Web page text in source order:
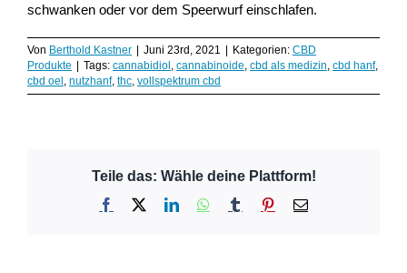
schwanken oder vor dem Speerwurf einschlafen.
Von Berthold Kastner | Juni 23rd, 2021 | Kategorien: CBD
Produkte | Tags: cannabidiol, cannabinoide, cbd als medizin, cbd hanf,
cbd oel, nutzhanf, thc, vollspektrum cbd
Teile das: Wähle deine Plattform!
Facebook LinkedInWhatsApp
Tumblr Pinterest
E-